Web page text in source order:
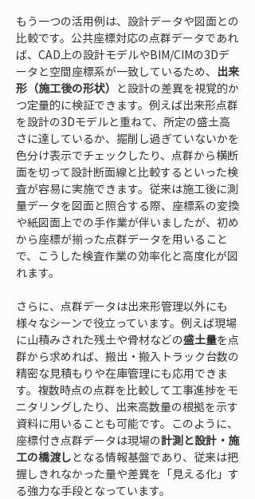
もう一つの活用例は、設計データや図面との
比較です。公共座標対応の点群データであれ
ば、CAD上の設計モデルやBIM/CIMの3Dデ
ータと空間座標系が一致しているため、 出来
形（施工後の形状） と設計の差異を視覚的か
つ定量的に検証できます。例えば出来形点群
を設計の3Dモデルと重ねて、所定の盛土高
さに達しているか、掘削し過ぎていないかを
色分け表示でチェックしたり、点群から横断
面を切って設計断面線と比較するといった検
査が容易に実施できます。従来は施工後に測
量データを図面と照合する際、座標系の変換
や紙図面上での手作業が伴いましたが、初め
から座標が揃った点群データを用いること
で、こうした検査作業の効率化と高度化が図
れます。
さらに、点群データは出来形管理以外にも
様々なシーンで役立っています。例えば現場
に山積みされた残土や骨材などの盛土量を点
群から求めれば、搬出・搬入トラック台数の
精密な見積もりや在庫管理にも応用できま
す。複数時点の点群を比較して工事進捗をモ
ニタリングしたり、出来高数量の根拠を示す
資料に用いることも可能です。このように、
座標付き点群データは現場の計測と設計・施
工の橋渡し となる情報基盤であり、従来は把
握しきれなかった量や差異を「見える化」す
る強力な手段となっています。